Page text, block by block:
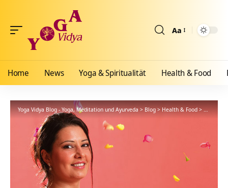
Aa
Home News Yoga & Spiritualität Health & Food
Yoga Vidya Blog - Yoga, Meditation und Ayurveda>Blog>Health & Food>Ayurveda